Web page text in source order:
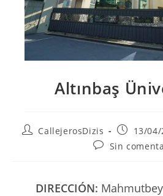
Altınbaş
AutorCallejerosDizis
la
13/04/
Comentarios
Sin
DIRECCIÓN: